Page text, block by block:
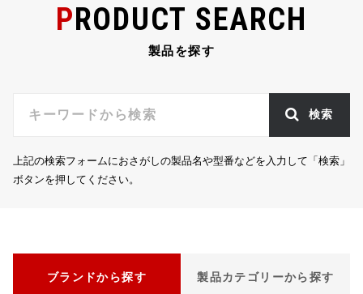
PRODUCT SEARCH
製品を探す
検索
上記の検索フォームにおさがしの製品名や型番などを入力して「検索」
ボタンを押してください。
ブランドから探す 製品カテゴリーから探す